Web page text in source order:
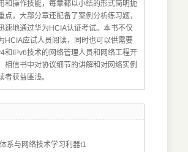
和操作技能，每章都以小结的形式简明扼
点，大部分章还配备了案例分析练习题，
速地通过华为HCIA认证考试。本书不仅
HCIA应试人员阅读，同时也可以供需要
和IPv6技术的网络管理人员和网络工程开
相信书中对协议细节的讲解和对网络实例
者获益匪浅。
系与网络技术学习利器t1